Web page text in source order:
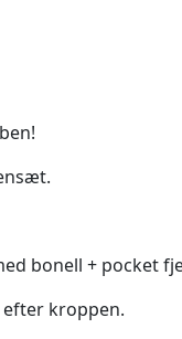
bonell +
kroppen.